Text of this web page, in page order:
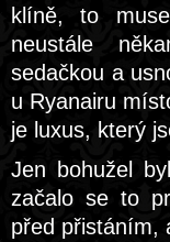
klíně, to
neustále
sedačkou a
u Ryanairu
je luxus, který
Jen bohužel
začalo se to
před přistáním,